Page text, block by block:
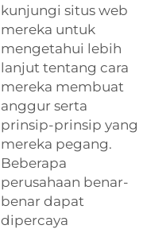
kunjungi situs web
mereka untuk
mengetahui lebih
lanjut tentang cara
mereka membuat
anggur serta
prinsip-prinsip yang
mereka pegang.
Beberapa
perusahaan benar-
benar dapat
dipercaya